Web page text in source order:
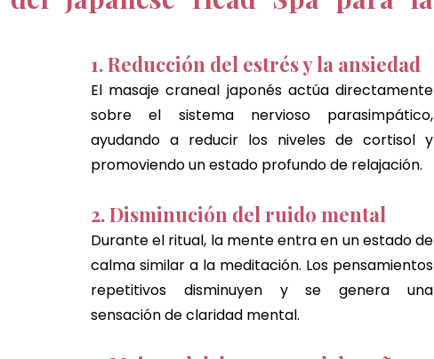
1. Reducción del estrés y la ansiedad
El masaje craneal japonés actúa directamente
sobre el sistema nervioso parasimpático,
ayudando a reducir los niveles de cortisol y
promoviendo un estado profundo de relajación.
2. Disminución del ruido mental
Durante el ritual, la mente entra en un estado de
calma similar a la meditación. Los pensamientos
repetitivos disminuyen y se genera una
sensación de claridad mental.